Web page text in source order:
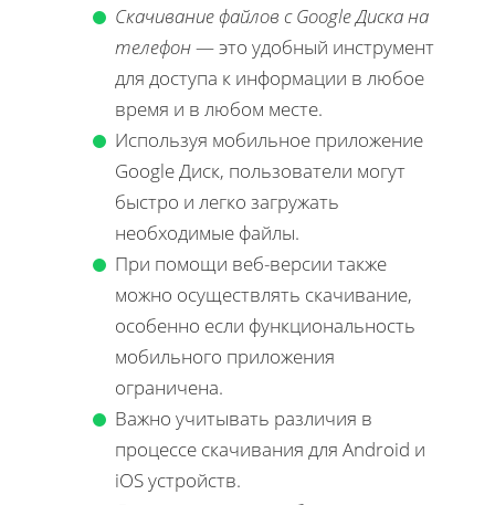
Скачивание файлов с Google Диска на
телефон— это удобный инструмент
для доступа к информации в любое
время и в любом месте.
Используя мобильное приложение
Google Диск, пользователи могут
быстро и легко загружать
необходимые файлы.
При помощи веб-версии также
можно осуществлять скачивание,
особенно если функциональность
мобильного приложения
ограничена.
Важно учитывать различия в
процессе скачивания для Android и
iOS устройств.